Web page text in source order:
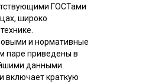
ГОСТами
широко
и нормативные
паре приведены в
данными.
включает краткую